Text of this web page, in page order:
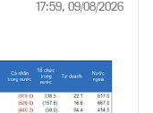
17:59, 09/08/2026